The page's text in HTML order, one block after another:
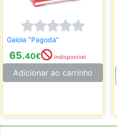
Gaiola "Pagoda"
65.40€ Indisponível
Adicionar ao carrinho